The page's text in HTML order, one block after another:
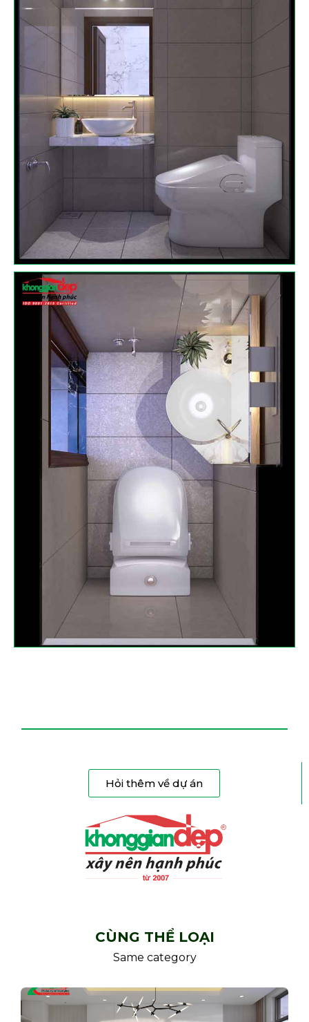
Hỏi thêm về dự án
CÙNG THỂ LOẠI
Same category